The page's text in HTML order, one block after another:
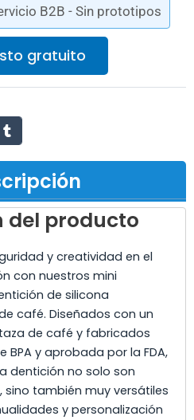
B2B - Sin prototipos
gratuito
del producto
y creatividad en el
con nuestros mini
de silicona
café. Diseñados con un
de café y fabricados
BPA y aprobada por la FDA,
dentición no solo son
sino también muy versátiles
y personalización